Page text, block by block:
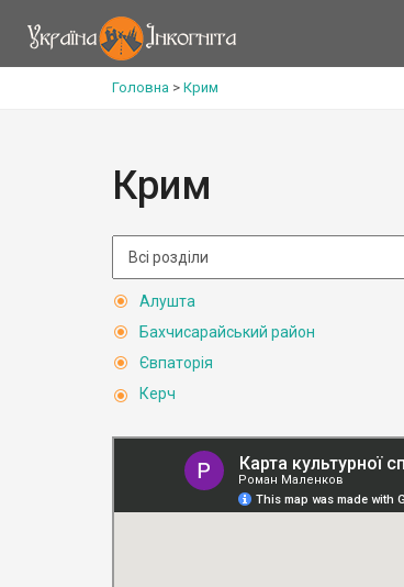
Головна > Крим
Крим
Алушта
Бахчисарайський район
Євпаторія
Керч